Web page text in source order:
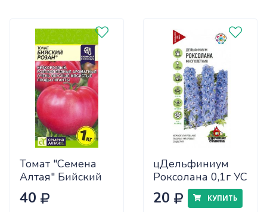
Томат "Семена
Алтая" Бийский
Розан 0,05
40
цДельфиниум
Роксолана 0,1г УС
20 КУПИТЬ